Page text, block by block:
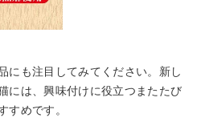
にも注目してみてください。新し
には、興味付けに役立つまたたび
すめです。